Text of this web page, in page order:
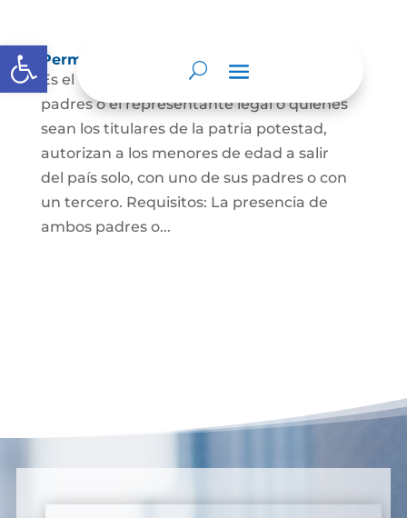
Abrir barra de herramientas
Permisos de salida de país temporal
Es el documento mediante el cual los
padres o el representante legal o quienes
sean los titulares de la patria potestad,
autorizan a los menores de edad a salir
del país solo, con uno de sus padres o con
un tercero. Requisitos: La presencia de
ambos padres o...